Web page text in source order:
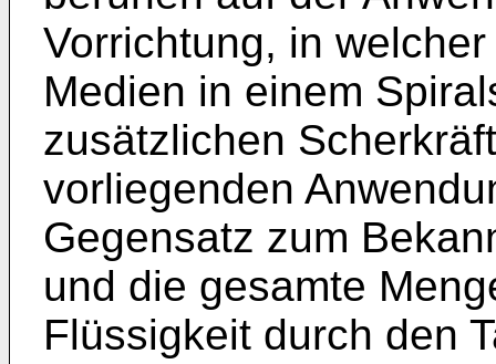
Vorrichtung, in
Medien in einem
zusätzlichen
vorliegenden
Gegensatz zum
und die gesamte
Flüssigkeit durch den